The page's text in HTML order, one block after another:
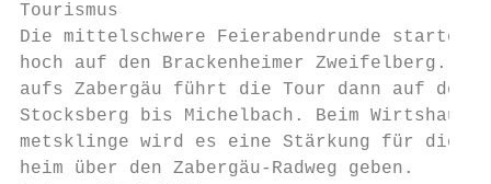
Tourismus
Die mittelschwere Feierabendrunde startet
hoch auf den Brackenheimer Zweifelberg.
aufs Zabergäu führt die Tour dann auf der
Stocksberg bis Michelbach. Beim
metsklinge wird es eine Stärkung für die
heim über den Zabergäu-Radweg